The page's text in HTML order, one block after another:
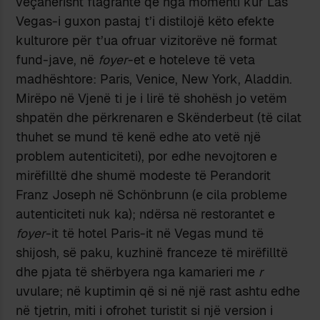
Vegas-i guxon pastaj t’i distilojë këto efekte
kulturore për t’ua ofruar vizitorëve në format
fund-jave, në foyer-et e hoteleve të veta
madhështore: Paris, Venice, New York, Aladdin.
Mirëpo në Vjenë ti je i lirë të shohësh jo vetëm
shpatën dhe përkrenaren e Skënderbeut (të cilat
thuhet se mund të kenë edhe ato vetë një
problem autenticiteti), por edhe nevojtoren e
mirëfilltë dhe shumë modeste të Perandorit
Franz Joseph në Schönbrunn (e cila probleme
autenticiteti nuk ka); ndërsa në restorantet e
foyer-it të hotel Paris-it në Vegas mund të
shijosh, së paku, kuzhinë franceze të mirëfilltë
dhe pjata të shërbyera nga kamarieri me r
uvulare; në kuptimin që si në një rast ashtu edhe
në tjetrin, miti i ofrohet turistit si një version i